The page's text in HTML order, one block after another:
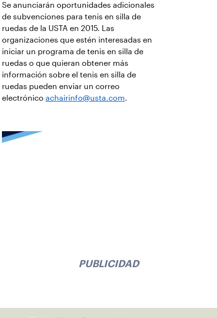
Se anunciarán oportunidades adicionales
de subvenciones para tenis en silla de
ruedas de la USTA en 2015. Las
organizaciones que estén interesadas en
iniciar un programa de tenis en silla de
ruedas o que quieran obtener más
información sobre el tenis en silla de
ruedas pueden enviar un correo
electrónico achairinfo@usta.com.
PUBLICIDAD